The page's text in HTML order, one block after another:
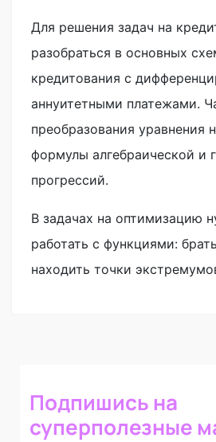
Для решения задач на
разобраться в основных
кредитования с
аннуитетными платежами.
преобразования уравнения
формулы алгебраической и
прогрессий.
В задачах на оптимизацию
работать с функциями:
находить точки
Подпишись на
суперполезные